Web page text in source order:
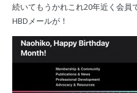
続いてもうかれこれ20年近く会員
HBDメールが！